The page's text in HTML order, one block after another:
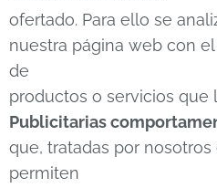
ofertado. Para ello se
nuestra página web con
de
productos o servicios que
Publicitarias
que, tratadas por
permiten